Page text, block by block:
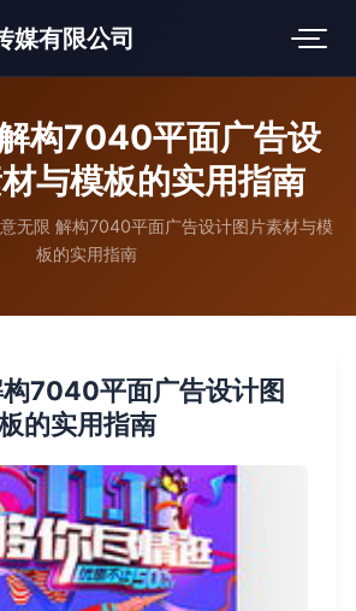
媒有限公司
构7040平面广告设
与模板的实用指南
无限 解构7040平面广告设计图片素材与模
板的实用指南
7040平面广告设计图
的实用指南